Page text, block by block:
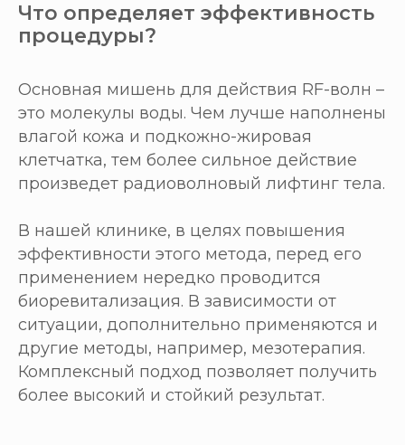
Что определяет эффективность
процедуры?
Основная мишень для действия RF-волн –
это молекулы воды. Чем лучше наполнены
влагой кожа и подкожно-жировая
клетчатка, тем более сильное действие
произведет радиоволновый лифтинг тела.
В нашей клинике, в целях повышения
эффективности этого метода, перед его
применением нередко проводится
биоревитализация. В зависимости от
ситуации, дополнительно применяются и
другие методы, например, мезотерапия.
Комплексный подход позволяет получить
более высокий и стойкий результат.